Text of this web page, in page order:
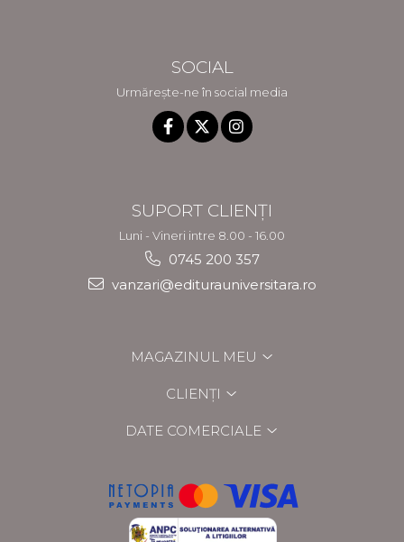
SOCIAL
Urmărește-ne în social media
SUPORT CLIENȚI
Luni - Vineri intre 8.00 - 16.00
0745 200 357
vanzari@editurauniversitara.ro
MAGAZINUL MEU
CLIENȚI
DATE COMERCIALE